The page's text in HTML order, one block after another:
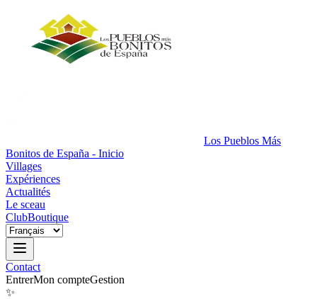
Los Pueblos Más
Bonitos de España - Inicio
Villages
Expériences
Actualités
Le sceau
ClubBoutique
Contact
EntrerMon compteGestion
✨